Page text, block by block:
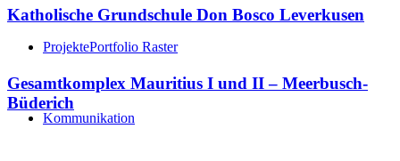
ProjektePortfolio Raster
Kommunikation
Katholische Grundschule Don Bosco Leverkusen
Gesamtkomplex Mauritius I und II – Meerbusch-
Büderich